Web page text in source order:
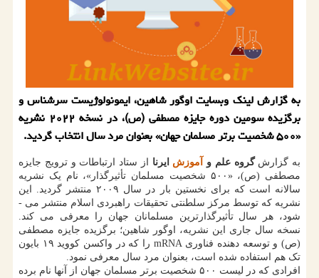
به گزارش لینک وبسایت اوگور شاهین، ایمونولوژیست سرشناس و
برگزیده سومین دوره جایزه مصطفی (ص)، در نسخه ۲۰۲۲ نشریه
«۵۰۰ شخصیت برتر مسلمان جهان» بعنوان مرد سال انتخاب گردید.
به گزارشگروه علم و آموزش ایرنا از ستاد ارتباطات و ترویج جایزه
مصطفی (ص)، «۵۰۰ شخصیت مسلمان تأثیرگذار»، نام یک نشریه
سالانه است که برای نخستین بار در سال ۲۰۰۹ منتشر گردید. این
نشریه که توسط مرکز سلطنتی تحقیقات راهبردی اسلام منتشر می ­
شود، هر سال تأثیرگذارترین مسلمانان جهان را معرفی می ­کند.
نسخه سال جاری این نشریه، اوگور شاهین؛ برگزیده جایزه مصطفی
(ص) و توسعه دهنده فناوری mRNA را که در واکسن کووید ۱۹ بایون
تک هم استفاده شده است، بعنوان مرد سال معرفی نمود.
افرادی که در لیست ۵۰۰ شخصیت برتر مسلمان جهان از آنها نام برده